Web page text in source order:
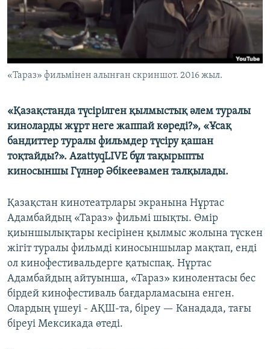
ЖАЗЫЛЫҢЫЗ
Басқа тілдерде
«Тараз» фильмінен алынған скриншот. 2016 жыл.
«Қазақстанда түсірілген қылмыстық әлем туралы
киноларды жұрт неге жаппай көреді?», «Ұсақ
бандиттер туралы фильмдер түсіру қашан
тоқтайды?». AzattyqLIVE бұл тақырыпты
киносыншы Гүлнәр Әбікеевамен талқылады.
Қазақстан кинотеатрлары экранына Нұртас
Адамбайдың «Тараз» фильмі шықты. Өмір
қиыншылықтары кесірінен қылмыс жолына түскен
жігіт туралы фильмді киносыншылар мақтап, енді
ол кинофестивальдерге қатыспақ. Нұртас
Адамбайдың айтуынша, «Тараз» кинолентасы бес
бірдей кинофестиваль бағдарламасына енген.
Олардың үшеуі - АҚШ-та, біреу — Канадада, тағы
біреуі Мексикада өтеді.